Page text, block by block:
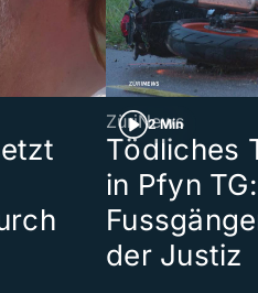
2 Min
ZüriNews
Tödliches
in Pfyn TG:
der Justiz